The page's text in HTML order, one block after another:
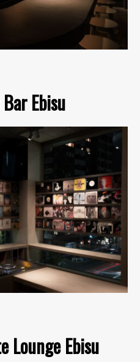
Ebisu
Lounge Ebisu